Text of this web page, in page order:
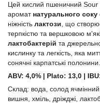
Цей кислий пшеничний Sour
аромат натурального соку
ніжність лактози , що
терпкістю та вершковою
лактобактерій та
кислинку та легкість, яка
сонячні карпатські полонини.
ABV: 4,0% | Plato: 13,0 |
Склад: вода, солод
вишня, хміль, дріжджі,